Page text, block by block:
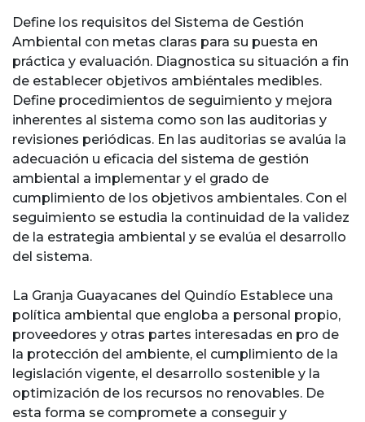
Define los requisitos del Sistema de Gestión
Ambiental con metas claras para su puesta en
práctica y evaluación. Diagnostica su situación a fin
de establecer objetivos ambiéntales medibles.
Define procedimientos de seguimiento y mejora
inherentes al sistema como son las auditorias y
revisiones periódicas. En las auditorias se avalúa la
adecuación u eficacia del sistema de gestión
ambiental a implementar y el grado de
cumplimiento de los objetivos ambientales. Con el
seguimiento se estudia la continuidad de la validez
de la estrategia ambiental y se evalúa el desarrollo
del sistema.
La Granja Guayacanes del Quindío Establece una
política ambiental que engloba a personal propio,
proveedores y otras partes interesadas en pro de
la protección del ambiente, el cumplimiento de la
legislación vigente, el desarrollo sostenible y la
optimización de los recursos no renovables. De
esta forma se compromete a conseguir y